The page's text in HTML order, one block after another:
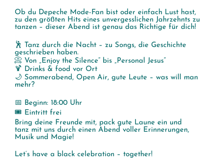
Ob du Depeche Mode-Fan bist oder einfach Lust hast,
zu den größten Hits eines unvergesslichen Jahrzehnts zu
tanzen – dieser Abend ist genau das Richtige für dich!
🕺 Tanz durch die Nacht – zu Songs, die Geschichte
geschrieben haben.
📀 Von „Enjoy the Silence“ bis „Personal Jesus“
🍹 Drinks & food vor Ort
🌙 Sommerabend, Open Air, gute Leute – was will man
mehr?
📅 Beginn: 18:00 Uhr
🎟️ Eintritt frei
Bring deine Freunde mit, pack gute Laune ein und
tanz mit uns durch einen Abend voller Erinnerungen,
Musik und Magie!
Let’s have a black celebration – together!